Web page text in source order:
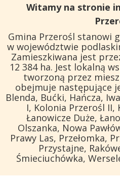
Witamy na stronie
Gmina Przerośl stanowi
w województwie
Zamieszkiwana jest
12 384 ha. Jest lokalną
tworzoną przez
obejmuje następujące
Blenda, Bućki, Hańcza,
I, Kolonia Przerośl II,
Łanowicze Duże,
Olszanka, Nowa
Prawy Las, Przełomka,
Przystajne,
Śmieciuchówka,